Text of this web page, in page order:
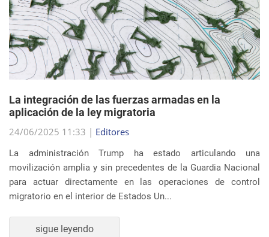
aplicación de la ley migratoria
24/06/2025 11:33 |Editores
La administración Trump ha estado articulando una
movilización amplia y sin precedentes de la Guardia Nacional
para actuar directamente en las operaciones de control
migratorio en el interior de Estados Un...
sigue leyendo